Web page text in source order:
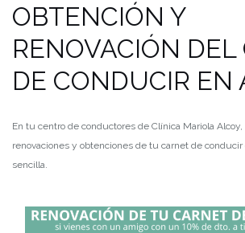
OBTENCIÓN Y
RENOVACIÓN
DE CONDUCIR EN
En tu centro de conductores de Clínica Mariola
renovaciones y obtenciones de tu carnet de
sencilla.